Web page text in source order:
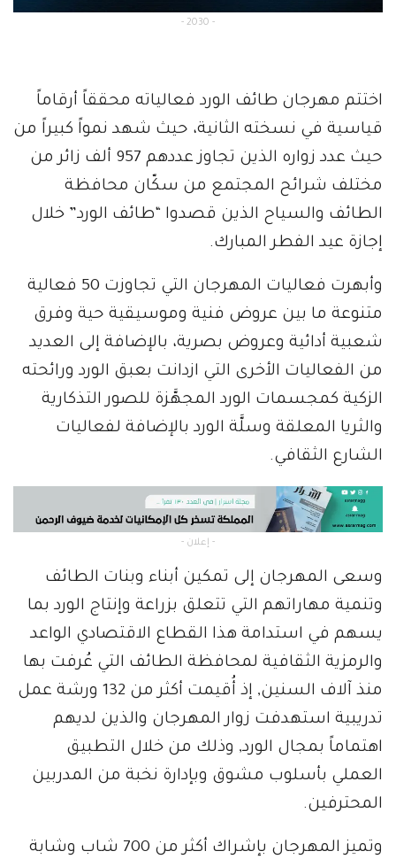
- 2030 -
اختتم مهرجان طائف الورد فعالياته محققاً أرقاماً
قياسية في نسخته الثانية، حيث شهد نمواً كبيراً من
حيث عدد زواره الذين تجاوز عددهم 957 ألف زائر من
مختلف شرائح المجتمع من سكّان محافظة
الطائف والسياح الذين قصدوا “طائف الورد” خلال
إجازة عيد الفطر المبارك.
وأبهرت فعاليات المهرجان التي تجاوزت 50 فعالية
متنوعة ما بين عروض فنية وموسيقية حية وفرق
شعبية أدائية وعروض بصرية، بالإضافة إلى العديد
من الفعاليات الأخرى التي ازدانت بعبق الورد ورائحته
الزكية كمجسمات الورد المجهَّزة للصور التذكارية
والثريا المعلقة وسلَّة الورد بالإضافة لفعاليات
الشارع الثقافي.
- إعلان -
وسعى المهرجان إلى تمكين أبناء وبنات الطائف
وتنمية مهاراتهم التي تتعلق بزراعة وإنتاج الورد بما
يسهم في استدامة هذا القطاع الاقتصادي الواعد
والرمزية الثقافية لمحافظة الطائف التي عُرفت بها
منذ آلاف السنين, إذ أُقيمت أكثر من 132 ورشة عمل
تدريبية استهدفت زوار المهرجان والذين لديهم
اهتماماً بمجال الورد, وذلك من خلال التطبيق
العملي بأسلوب مشوق وبإدارة نخبة من المدربين
المحترفين.
وتميز المهرجان بإشراك أكثر من 700 شاب وشابة